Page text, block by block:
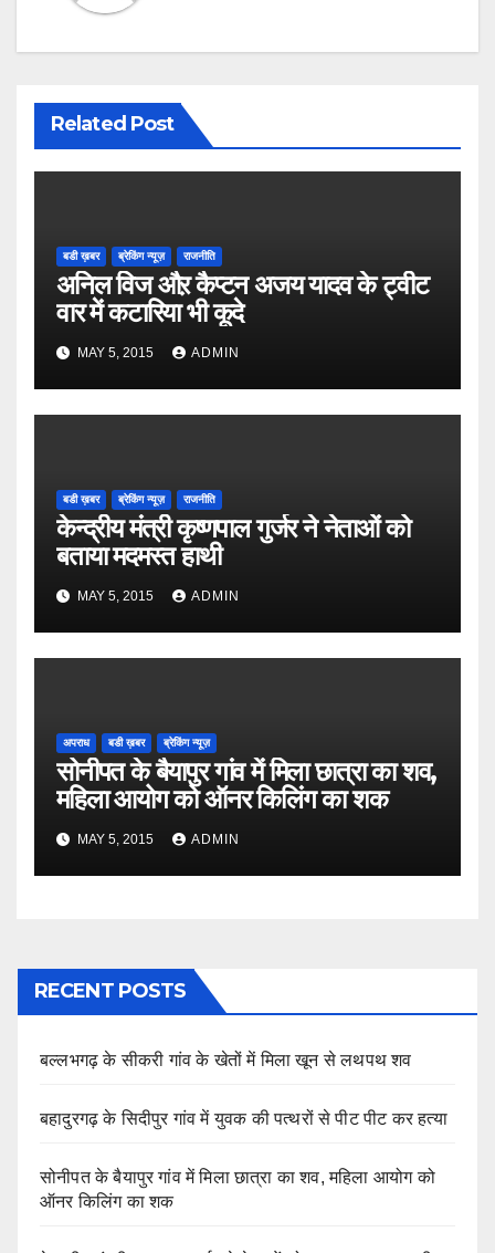
Related Post
बडी ख़बर ब्रेकिंग न्यूज़ राजनीति
अनिल विज औऱ कैप्टन अजय यादव के ट्वीट
वार में कटारिया भी कूदे
MAY 5, 2015 ADMIN
बडी ख़बर ब्रेकिंग न्यूज़ राजनीति
केन्द्रीय मंत्री कृष्णपाल गुर्जर ने नेताओं को
बताया मदमस्त हाथी
MAY 5, 2015 ADMIN
अपराध बडी ख़बर ब्रेकिंग न्यूज़
सोनीपत के बैयापुर गांव में मिला छात्रा का शव,
महिला आयोग को ऑनर किलिंग का शक
MAY 5, 2015 ADMIN
RECENT POSTS
बल्लभगढ़ के सीकरी गांव के खेतों में मिला खून से लथपथ शव
बहादुरगढ़ के सिदीपुर गांव में युवक की पत्थरों से पीट पीट कर हत्या
सोनीपत के बैयापुर गांव में मिला छात्रा का शव, महिला आयोग को
ऑनर किलिंग का शक